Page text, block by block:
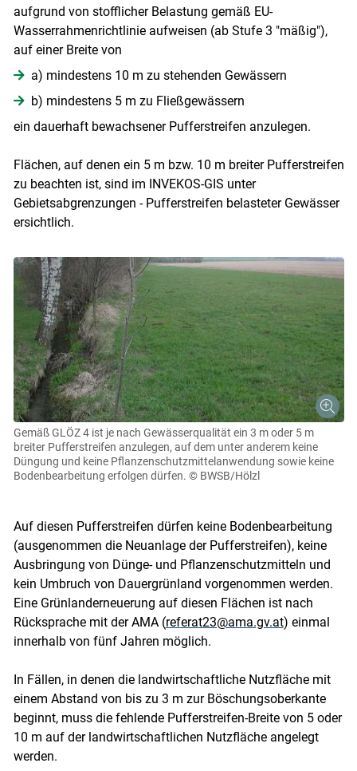
aufgrund von stofflicher Belastung gemäß EU-
Wasserrahmenrichtlinie aufweisen (ab Stufe 3 "mäßig"),
auf einer Breite von
a) mindestens 10 m zu stehenden Gewässern
b) mindestens 5 m zu Fließgewässern
ein dauerhaft bewachsener Pufferstreifen anzulegen.
Flächen, auf denen ein 5 m bzw. 10 m breiter Pufferstreifen
zu beachten ist, sind im INVEKOS-GIS unter
Gebietsabgrenzungen - Pufferstreifen belasteter Gewässer
ersichtlich.
Gemäß GLÖZ 4 ist je nach Gewässerqualität ein 3 m oder 5 m
breiter Pufferstreifen anzulegen, auf dem unter anderem keine
Düngung und keine Pflanzenschutzmittelanwendung sowie keine
Bodenbearbeitung erfolgen dürfen. © BWSB/Hölzl
Auf diesen Pufferstreifen dürfen keine Bodenbearbeitung
(ausgenommen die Neuanlage der Pufferstreifen), keine
Ausbringung von Dünge- und Pflanzenschutzmitteln und
kein Umbruch von Dauergrünland vorgenommen werden.
Eine Grünlanderneuerung auf diesen Flächen ist nach
Rücksprache mit der AMA (referat23@ama.gv.at) einmal
innerhalb von fünf Jahren möglich.
In Fällen, in denen die landwirtschaftliche Nutzfläche mit
einem Abstand von bis zu 3 m zur Böschungsoberkante
beginnt, muss die fehlende Pufferstreifen-Breite von 5 oder
10 m auf der landwirtschaftlichen Nutzfläche angelegt
werden.